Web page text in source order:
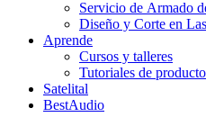
Servicio de Armado
Diseño y Corte en
Aprende
Cursos y talleres
Tutoriales de
Satelital
BestAudio